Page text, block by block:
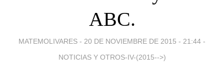
ABC.
MATEMOLIVARES - 20 DE NOVIEMBRE DE 2015 - 21:44 -
NOTICIAS Y OTROS-IV-(2015-->)